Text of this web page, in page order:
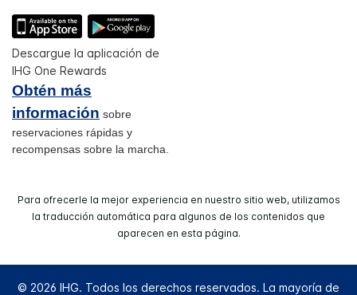
Descargue la aplicación de
IHG One Rewards
Obtén más
información sobre
reservaciones rápidas y
recompensas sobre la marcha.
Para ofrecerle la mejor experiencia en nuestro sitio web, utilizamos
la traducción automática para algunos de los contenidos que
aparecen en esta página.
© 2026 IHG. Todos los derechos reservados. La mayoría de